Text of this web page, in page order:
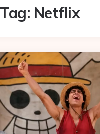
Tag: Netflix